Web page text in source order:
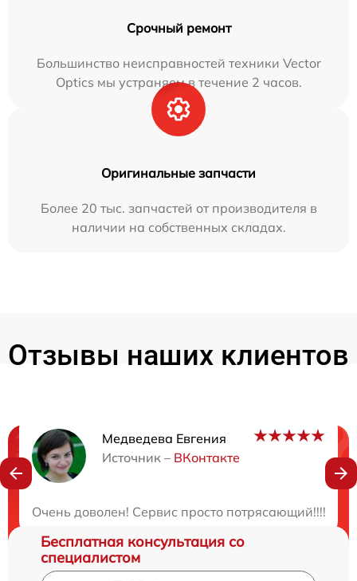
Срочный ремонт
Большинство неисправностей техники Vector
Optics мы устраняем в течение 2 часов.
Оригинальные запчасти
Более 20 тыс. запчастей от производителя в
наличии на собственных складах.
Отзывы наших клиентов
Медведева Евгения
Источник – ВКонтакте
Очень доволен! Сервис просто потрясающий!!!!
Нужна консультация?
Бесплатная консультация со
специалистом